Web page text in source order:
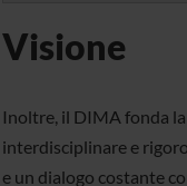
Visione
Inoltre, il DIMA fonda
interdisciplinare e
e un dialogo costante